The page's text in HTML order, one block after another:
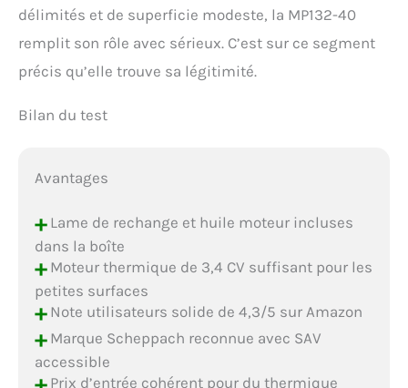
délimités et de superficie modeste, la MP132-40
remplit son rôle avec sérieux. C’est sur ce segment
précis qu’elle trouve sa légitimité.
Bilan du test
Avantages
+Lame de rechange et huile moteur incluses
dans la boîte
+Moteur thermique de 3,4 CV suffisant pour les
petites surfaces
+Note utilisateurs solide de 4,3/5 sur Amazon
+Marque Scheppach reconnue avec SAV
accessible
Prix d’entrée cohérent pour du thermique